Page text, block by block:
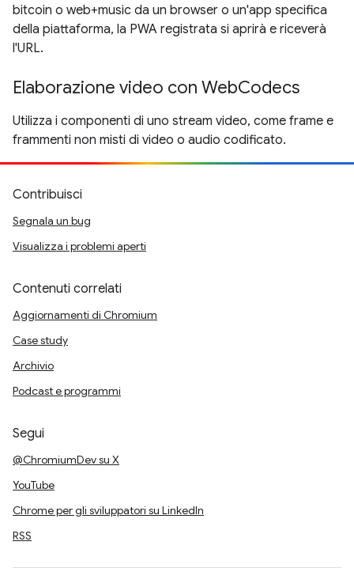
bitcoin o web+music da un browser o un'app specifica
della piattaforma, la PWA registrata si aprirà e riceverà
l'URL.
Elaborazione video con WebCodecs
Utilizza i componenti di uno stream video, come frame e
frammenti non misti di video o audio codificato.
Contribuisci
Segnala un bug
Visualizza i problemi aperti
Contenuti correlati
Aggiornamenti di Chromium
Case study
Archivio
Podcast e programmi
Segui
@ChromiumDev su X
YouTube
Chrome per gli sviluppatori su LinkedIn
RSS